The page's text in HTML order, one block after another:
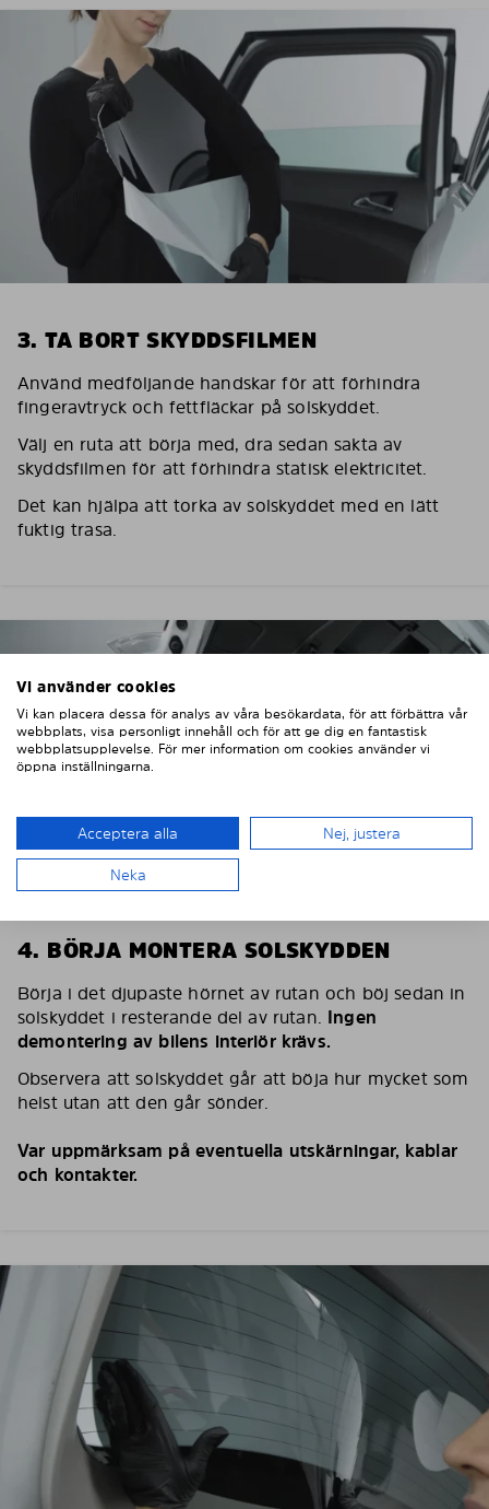
3. TA BORT SKYDDSFILMEN
Använd medföljande handskar för att förhindra
fingeravtryck och fettfläckar på solskyddet.
Välj en ruta att börja med, dra sedan sakta av
skyddsfilmen för att förhindra statisk elektricitet.
Det kan hjälpa att torka av solskyddet med en lätt
fuktig trasa.
4. BÖRJA MONTERA SOLSKYDDEN
Börja i det djupaste hörnet av rutan och böj sedan in
solskyddet i resterande del av rutan. Ingen
demontering av bilens interiör krävs.
Observera att solskyddet går att böja hur mycket som
helst utan att den går sönder.
Var uppmärksam på eventuella utskärningar, kablar
och kontakter.
Vi använder cookies
Vi kan placera dessa för analys av våra besökardata, för att förbättra vår
webbplats, visa personligt innehåll och för att ge dig en fantastisk
webbplatsupplevelse. För mer information om cookies använder vi
öppna inställningarna.
Acceptera alla Nej, justera
Neka